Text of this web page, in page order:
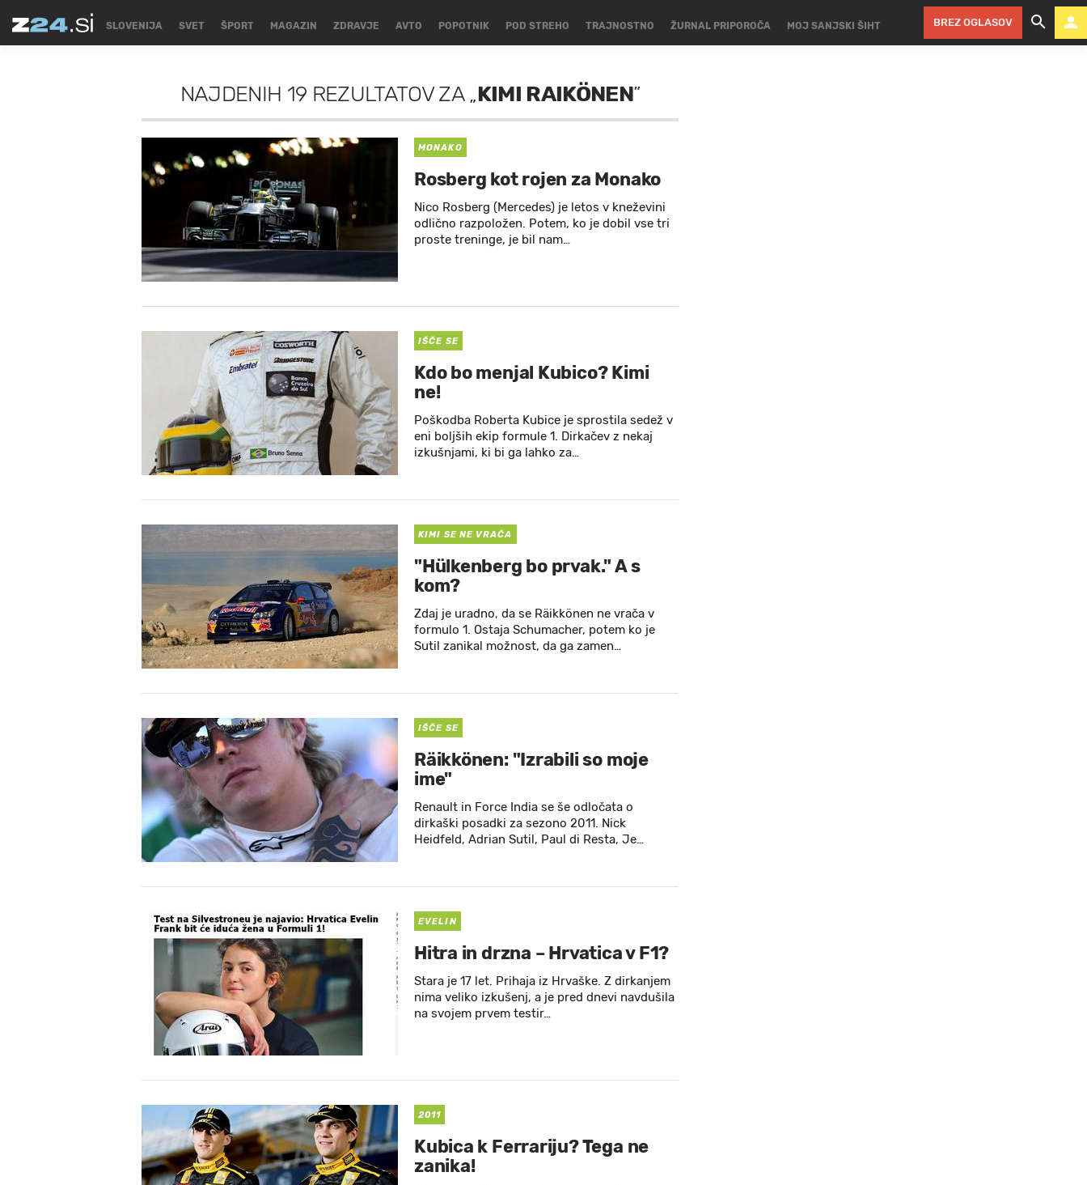
SLOVENIJA SVET ŠPORT MAGAZIN ZDRAVJE AVTO POPOTNIK POD STREHO TRAJNOSTNO ŽURNAL PRIPOROČA MOJ SANJSKI ŠIHT BREZ OGLASOV
NAJDENIH 19 REZULTATOVZA„KIMI RAIKÖNEN”
MONAKO
Rosberg kot rojen za Monako
Nico Rosberg (Mercedes) je letos v kneževini
odlično razpoložen. Potem, ko je dobil vse tri
proste treninge, je bil nam…
IŠČE SE
Kdo bo menjal Kubico? Kimi
ne!
Poškodba Roberta Kubice je sprostila sedež v
eni boljših ekip formule 1. Dirkačev z nekaj
izkušnjami, ki bi ga lahko za…
KIMI SE NE VRAČA
"Hülkenberg bo prvak." A s
kom?
Zdaj je uradno, da se Räikkönen ne vrača v
formulo 1. Ostaja Schumacher, potem ko je
Sutil zanikal možnost, da ga zamen…
IŠČE SE
Räikkönen: "Izrabili so moje
ime"
Renault in Force India se še odločata o
dirkaški posadki za sezono 2011. Nick
Heidfeld, Adrian Sutil, Paul di Resta, Je…
EVELIN
Hitra in drzna – Hrvatica v F1?
Stara je 17 let. Prihaja iz Hrvaške. Z dirkanjem
nima veliko izkušenj, a je pred dnevi navdušila
na svojem prvem testir…
2011
Kubica k Ferrariju? Tega ne
zanika!